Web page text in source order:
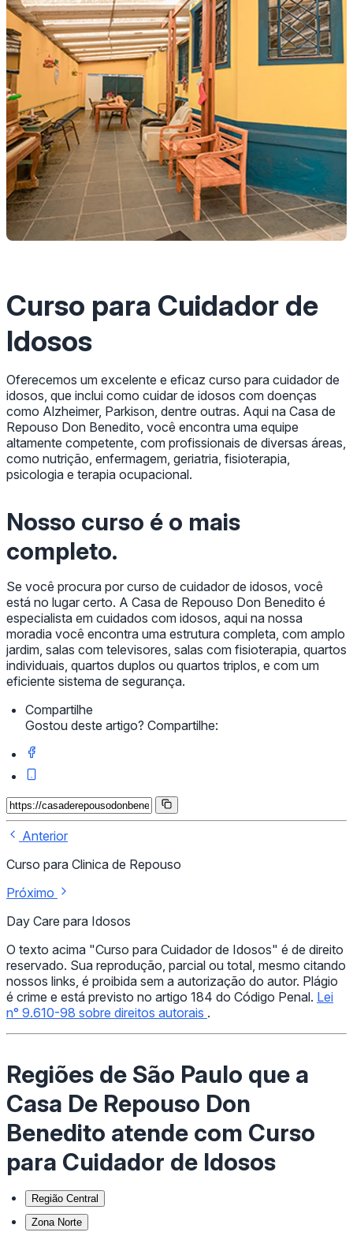
Curso para Cuidador de
Idosos
Oferecemos um excelente e eficaz curso para cuidador de
idosos, que inclui como cuidar de idosos com doenças
como Alzheimer, Parkison, dentre outras. Aqui na Casa de
Repouso Don Benedito, você encontra uma equipe
altamente competente, com profissionais de diversas áreas,
como nutrição, enfermagem, geriatria, fisioterapia,
psicologia e terapia ocupacional.
Nosso curso é o mais
completo.
Se você procura por curso de cuidador de idosos, você
está no lugar certo. A Casa de Repouso Don Benedito é
especialista em cuidados com idosos, aqui na nossa
moradia você encontra uma estrutura completa, com amplo
jardim, salas com televisores, salas com fisioterapia, quartos
individuais, quartos duplos ou quartos triplos, e com um
eficiente sistema de segurança.
Compartilhe
Gostou deste artigo? Compartilhe:
Anterior
Curso para Clinica de Repouso
Próximo
Day Care para Idosos
O texto acima "Curso para Cuidador de Idosos" é de direito
reservado. Sua reprodução, parcial ou total, mesmo citando
nossos links, é proibida sem a autorização do autor. Plágio
é crime e está previsto no artigo 184 do Código Penal. Lei
n° 9.610-98 sobre direitos autorais .
Regiões de São Paulo que a
Casa De Repouso Don
Benedito atende com Curso
para Cuidador de Idosos
Região Central
Zona Norte